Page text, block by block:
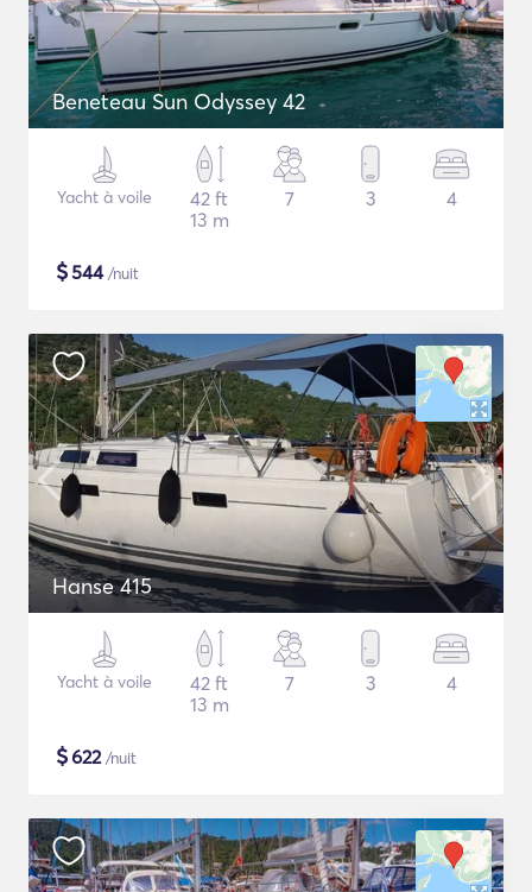
Beneteau Sun Odyssey 42
Yacht à voile
42 ft
13 m
7 3 4
$544/nuit
Hanse 415
Yacht à voile
42 ft
13 m
7 3 4
$622/nuit